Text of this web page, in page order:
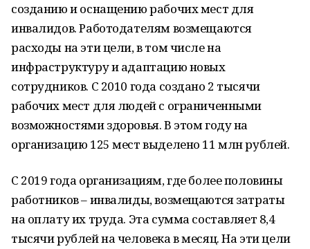
созданию и оснащению рабочих мест для
инвалидов. Работодателям возмещаются
расходы на эти цели, в том числе на
инфраструктуру и адаптацию новых
сотрудников. С 2010 года создано 2 тысячи
рабочих мест для людей с ограниченными
возможностями здоровья. В этом году на
организацию 125 мест выделено 11 млн рублей.
С 2019 года организациям, где более половины
работников – инвалиды, возмещаются затраты
на оплату их труда. Эта сумма составляет 8,4
тысячи рублей на человека в месяц. На эти цели